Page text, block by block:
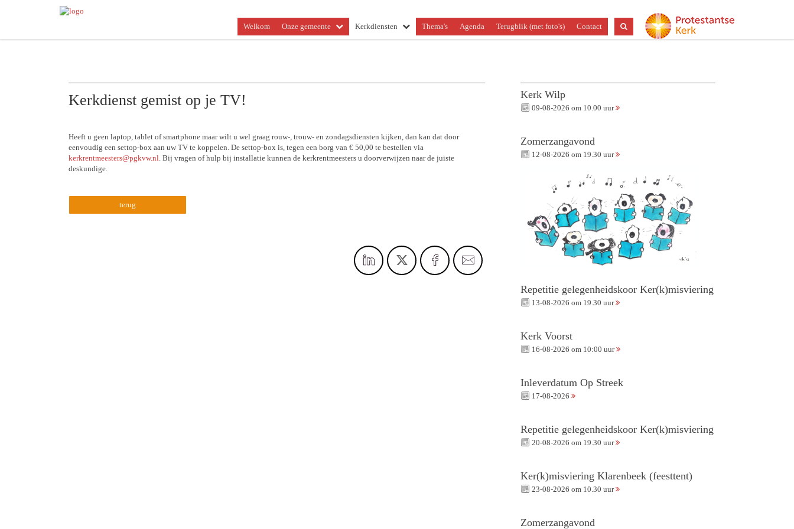
Welkom Onze gemeente Kerkdiensten Thema's Agenda Terugblik (met foto's) Contact
Kerkdienst gemist op je TV!
Heeft u geen laptop, tablet of smartphone maar wilt u wel graag rouw-, trouw- en zondagsdiensten kijken, dan kan dat door
eenvoudig een settop-box aan uw TV te koppelen. De settop-box is, tegen een borg van € 50,00 te bestellen via
kerkrentmeesters@pgkvw.nl. Bij vragen of hulp bij installatie kunnen de kerkrentmeesters u doorverwijzen naar de juiste
deskundige.
terug
Kerk Wilp
09-08-2026 om 10.00 uur
Zomerzangavond
12-08-2026 om 19.30 uur
Repetitie gelegenheidskoor Ker(k)misviering
13-08-2026 om 19.30 uur
Kerk Voorst
16-08-2026 om 10:00 uur
Inleverdatum Op Streek
17-08-2026
Repetitie gelegenheidskoor Ker(k)misviering
20-08-2026 om 19.30 uur
Ker(k)misviering Klarenbeek (feesttent)
23-08-2026 om 10.30 uur
Zomerzangavond